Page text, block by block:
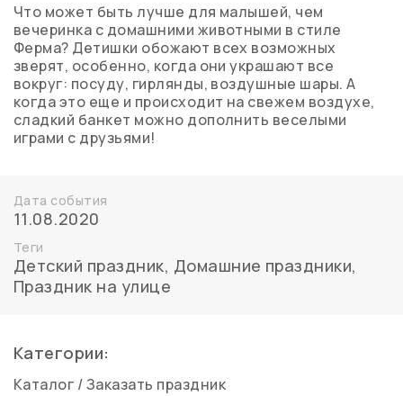
Что может быть лучше для малышей, чем
вечеринка с домашними животными в стиле
Ферма? Детишки обожают всех возможных
зверят, особенно, когда они украшают все
вокруг: посуду, гирлянды, воздушные шары. А
когда это еще и происходит на свежем воздухе,
сладкий банкет можно дополнить веселыми
играми с друзьями!
Дата события
11.08.2020
Теги
Детский праздник, Домашние праздники,
Праздник на улице
Категории:
Каталог /Заказать праздник